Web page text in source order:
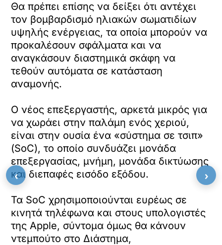
Θα πρέπει επίσης να δείξει ότι αντέχει
τον βομβαρδισμό ηλιακών σωματιδίων
υψηλής ενέργειας, τα οποία μπορούν να
προκαλέσουν σφάλματα και να
αναγκάσουν διαστημικά σκάφη να
τεθούν αυτόματα σε κατάσταση
αναμονής.
Ο νέος επεξεργαστής, αρκετά μικρός για
να χωράει στην παλάμη ενός χεριού,
είναι στην ουσία ένα «σύστημα σε τσιπ»
(SoC), το οποίο συνδυάζει μονάδα
επεξεργασίας, μνήμη, μονάδα δικτύωσης
και διεπαφές εισόδο εξόδου.
Τα SoC χρησιμοποιούνται ευρέως σε
κινητά τηλέφωνα και στους υπολογιστές
της Apple, σύντομα όμως θα κάνουν
ντεμπούτο στο Διάστημα,
‹ ›